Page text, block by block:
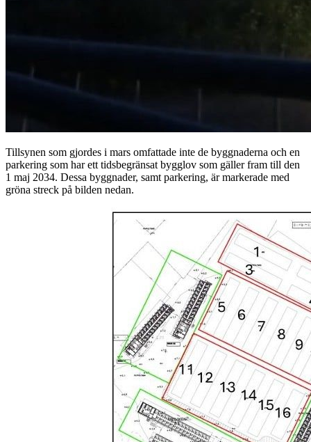
Tillsynen som gjordes i mars omfattade inte de byggnaderna och en
parkering som har ett tidsbegränsat bygglov som gäller fram till den
1 maj 2034. Dessa byggnader, samt parkering, är markerade med
gröna streck på bilden nedan.